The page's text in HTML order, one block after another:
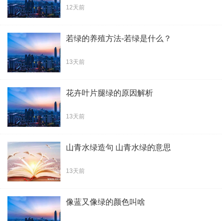
12天前
若绿的养殖方法-若绿是什么？
13天前
花卉叶片腿绿的原因解析
13天前
山青水绿造句 山青水绿的意思
13天前
像蓝又像绿的颜色叫啥